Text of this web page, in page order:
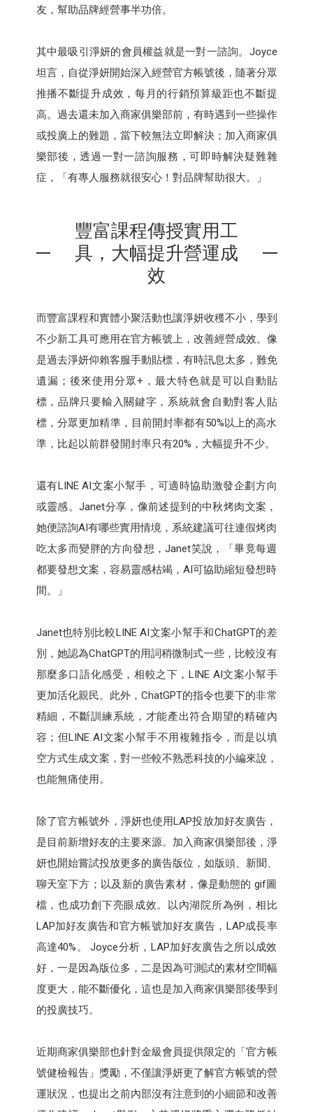
友，幫助品牌經營事半功倍。
其中最吸引淨妍的會員權益就是一對一諮詢。Joyce
坦言，自從淨妍開始深入經營官方帳號後，隨著分眾
推播不斷提升成效，每月的行銷預算級距也不斷提
高。過去還未加入商家俱樂部前，有時遇到一些操作
或投廣上的難題，當下較無法立即解決；加入商家俱
樂部後，透過一對一諮詢服務，可即時解決疑難雜
症，「有專人服務就很安心！對品牌幫助很大。」
豐富課程傳授實用工
具，大幅提升營運成
效
而豐富課程和實體小聚活動也讓淨妍收穫不小，學到
不少新工具可應用在官方帳號上，改善經營成效。像
是過去淨妍仰賴客服手動貼標，有時訊息太多，難免
遺漏；後來使用分眾+，最大特色就是可以自動貼
標，品牌只要輸入關鍵字，系統就會自動對客人貼
標，分眾更加精準，目前開封率都有50%以上的高水
準，比起以前群發開封率只有20%，大幅提升不少。
還有LINE AI文案小幫手，可適時協助激發企劃方向
或靈感。Janet分享，像前述提到的中秋烤肉文案，
她便諮詢AI有哪些實用情境，系統建議可往連假烤肉
吃太多而變胖的方向發想，Janet笑說，「畢竟每週
都要發想文案，容易靈感枯竭，AI可協助縮短發想時
間。」
Janet也特別比較LINE AI文案小幫手和ChatGPT的差
別，她認為ChatGPT的用詞稍微制式一些，比較沒有
那麼多口語化感受，相較之下，LINE AI文案小幫手
更加活化親民。此外，ChatGPT的指令也要下的非常
精細，不斷訓練系統，才能產出符合期望的精確內
容；但LINE AI文案小幫手不用複雜指令，而是以填
空方式生成文案，對一些較不熟悉科技的小編來說，
也能無痛使用。
除了官方帳號外，淨妍也使用LAP投放加好友廣告，
是目前新增好友的主要來源。加入商家俱樂部後，淨
妍也開始嘗試投放更多的廣告版位，如版頭、新聞、
聊天室下方；以及新的廣告素材，像是動態的 gif圖
檔，也成功創下亮眼成效。以內湖院所為例，相比
LAP加好友廣告和官方帳號加好友廣告，LAP成長率
高達40%。 Joyce分析，LAP加好友廣告之所以成效
好，一是因為版位多，二是因為可測試的素材空間幅
度更大，能不斷優化，這也是加入商家俱樂部後學到
的投廣技巧。
近期商家俱樂部也針對金級會員提供限定的「官方帳
號健檢報告」獎勵，不僅讓淨妍更了解官方帳號的營
運狀況，也提出之前內部沒有注意到的小細節和改善